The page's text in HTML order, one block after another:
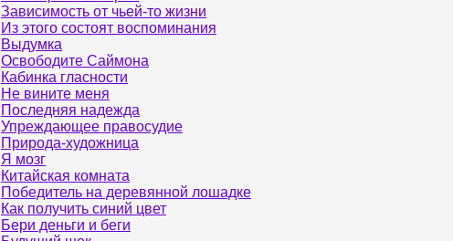
Зависимость от чьей-то жизни
Из этого состоят воспоминания
Выдумка
Освободите Саймона
Кабинка гласности
Не вините меня
Последняя надежда
Упреждающее правосудие
Природа-художница
Я мозг
Китайская комната
Победитель на деревянной лошадке
Как получить синий цвет
Бери деньги и беги